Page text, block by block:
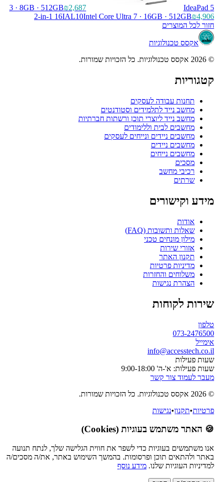
3 · 8GB · 512GB₪2,687
IdeaPad 5
2-in-1 16IAL10Intel Core Ultra 7 · 16GB · 512GB₪4,906
חזור לכל המוצרים
אקסס טכנולוגיות
© 2026 אקסס טכנולוגיות. כל הזכויות שמורות.
קטגוריות
תחנות עבודה לעסקים
מחשב נייד לתלמידים וסטודנטים
מחשב נייד ליוצרי תוכן ורשתות חברתיות
מחשבים לבית וללימודים
מחשבים ניידים ונייחים לעסקים
מחשבים ניידים
מחשבים נייחים
מסכים
רכיבי מחשב
שרתים
מידע וקישורים
אודות
שאלות ותשובות (FAQ)
מילון מונחים טכני
אזורי שירות
תקנון האתר
מדיניות פרטיות
משלוחים והחזרות
הצהרת נגישות
שירות לקוחות
טלפון
073-2476500
אימייל
info@accesstech.co.il
שעות פעילות
שעות פעילות: א'-ה' 9:00-18:00
מעבר לעמוד צור קשר
© 2026 אקסס טכנולוגיות. כל הזכויות שמורות.
פרטיות•תקנון•נגישות
🍪 האתר משתמש בעוגיות (Cookies)
אנו משתמשים בעוגיות כדי לשפר את חווית הגלישה שלך, לנתח תנועה
באתר ולהתאים תוכן ופרסומות. בהמשך השימוש באתר, את/ה מסכים/ה
למדיניות העוגיות שלנו. מידע נוסף